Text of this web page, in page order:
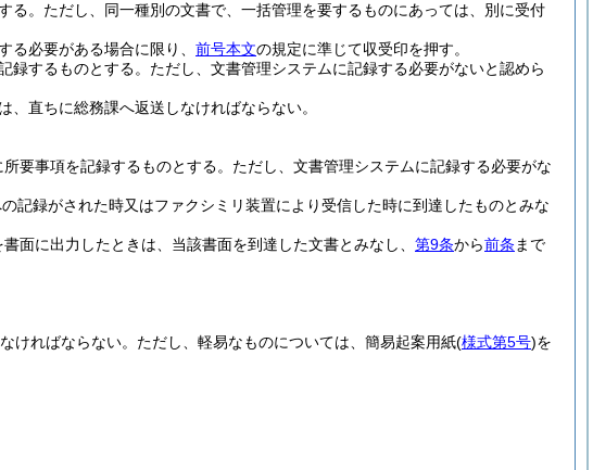
る。 ただし、同一種別の文書で、一括管理を要するものにあっては、別に受付
る必要がある場合に限り、 前号本文の規定に準じて収受印を押す。
録するものとする。 ただし、文書管理システムに記録する必要がないと認めら
直ちに総務課へ返送しなければならない。
要事項を記録するものとする。 ただし、文書管理システムに記録する必要がな
記録がされた時又はファクシミリ装置により受信した時に到達したものとみな
面に出力したときは、当該書面を到達した文書とみなし、 第9条から前条 まで
ければならない。 ただし、軽易なものについては、簡易起案用紙(様式第5号)を